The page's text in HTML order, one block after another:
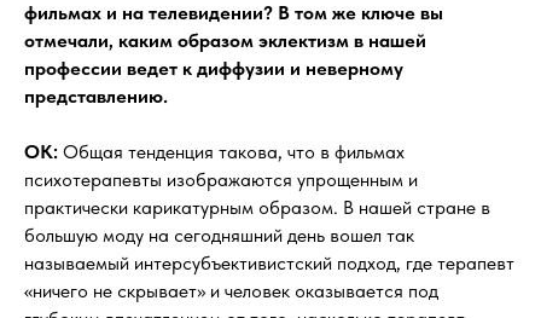
фильмах и на телевидении? В том же ключе вы
отмечали, каким образом эклектизм в нашей
профессии ведет к диффузии и неверному
представлению.
OK: Общая тенденция такова, что в фильмах
психотерапевты изображаются упрощенным и
практически карикатурным образом. В нашей стране в
большую моду на сегодняшний день вошел так
называемый интерсубъективистский подход, где терапевт
«ничего не скрывает» и человек оказывается под